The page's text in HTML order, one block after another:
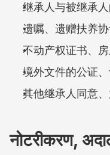
继承人与被继承
遗嘱、遗赠扶养
不动产权证书、
境外文件的公证
其他继承人同意
नोटरीकरण,